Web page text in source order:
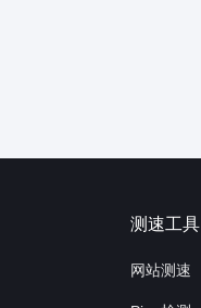
测速工具
网站测速